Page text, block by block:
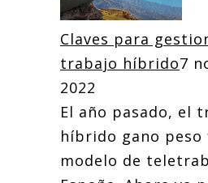
Claves para
trabajo híbrido7
2022
El año pasado, el
híbrido gano
modelo de